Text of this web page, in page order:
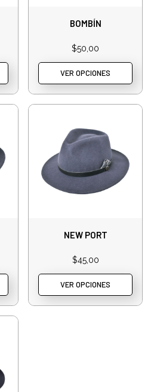
BOMBÍN
$50,00
VER OPCIONES
NEW PORT
$45,00
VER OPCIONES